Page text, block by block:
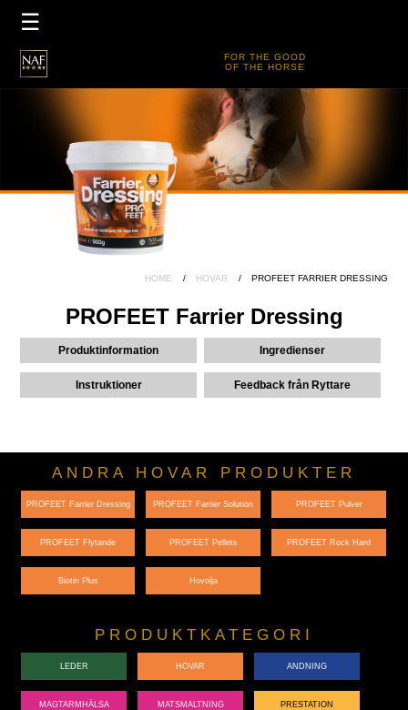
PRODUKTER
ÅTERFÖRSÄLJARE
TEAM NAF SWE
FIVE STAR CLUB
DELA DIN UPPLEVELSE
PRODUKTGUIDE
TÄVLINGSKARENS
NAF RÅDGIVNING
KONTAKT
☰
FOR THE GOOD
OF THE HORSE
HOME HOVAR PROFEET FARRIER DRESSING
PROFEET Farrier Dressing
Produktinformation Ingredienser
Instruktioner Feedback från Ryttare
ANDRA HOVAR PRODUKTER
PROFEET Farrier Dressing PROFEET Farrier Solution PROFEET Pulver
PROFEET Flytande PROFEET Pellets PROFEET Rock Hard
Biotin Plus Hovolja
PRODUKTKATEGORI
LEDER HOVAR ANDNING
MAGTARMHÄLSA MATSMALTNING PRESTATION